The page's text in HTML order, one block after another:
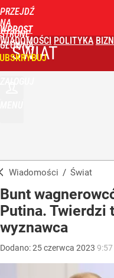
PRZEJDŹ
NA
STRONĘ
GŁÓWNĄ
WPROST
WIADOMOŚCI POLITYKA
ŚWIAT
Wiadomości / Świat
Bunt
Putina. Twierdzi
wyznawca
Dodano:25czerwca 2023 9:57